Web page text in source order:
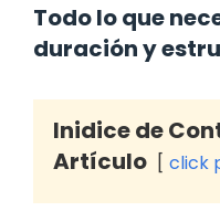
Todo lo que
duración y
Inidice de
Artículo
click